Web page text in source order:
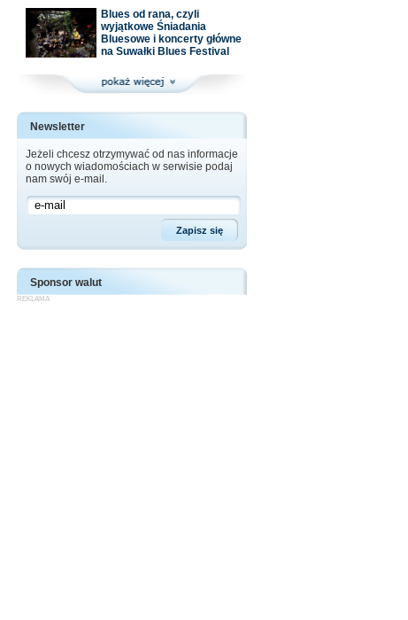
Blues od rana, czyli
wyjątkowe Śniadania
Bluesowe i koncerty główne
na Suwałki Blues Festival
Newsletter
Jeżeli chcesz otrzymywać od nas informacje
o nowych wiadomościach w serwisie podaj
nam swój e-mail.
Sponsor walut